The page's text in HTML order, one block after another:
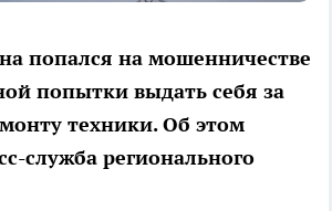
попался на мошенничестве
попытки выдать себя за
техники. Об этом
служба регионального